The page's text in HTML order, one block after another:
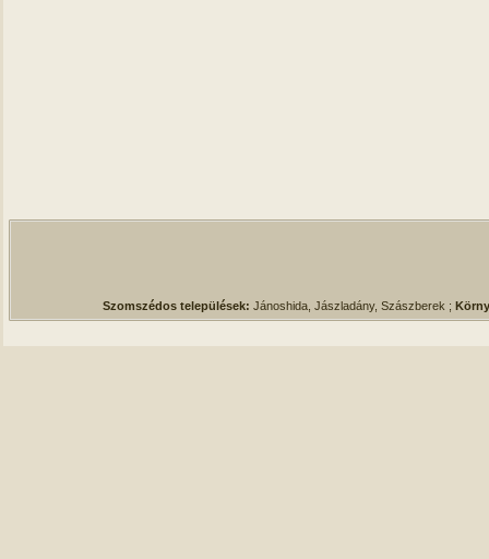
Szomszédos települések: Jánoshida, Jászladány, Szászberek ;